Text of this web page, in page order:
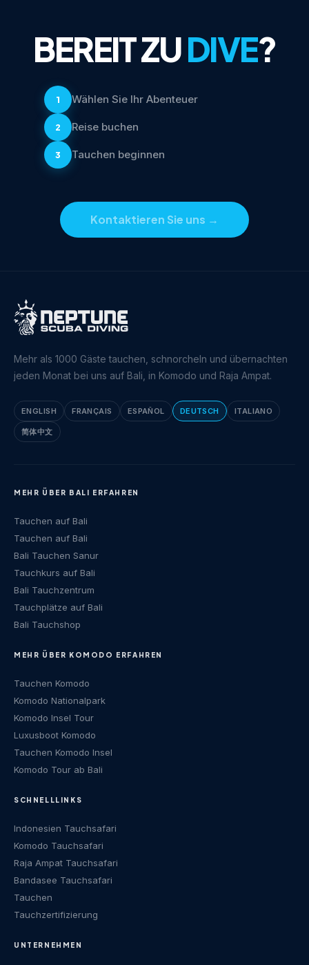
BEREIT ZUDIVE?
1 Wählen Sie Ihr Abenteuer
2 Reise buchen
3 Tauchen beginnen
Kontaktieren Sie uns →
Mehr als 1000 Gäste tauchen, schnorcheln und übernachten
jeden Monat bei uns auf Bali, in Komodo und Raja Ampat.
ENGLISH FRANÇAIS ESPAÑOL DEUTSCH ITALIANO
简体中文
MEHR ÜBER BALI ERFAHREN
Tauchen auf Bali
Tauchen auf Bali
Bali Tauchen Sanur
Tauchkurs auf Bali
Bali Tauchzentrum
Tauchplätze auf Bali
Bali Tauchshop
MEHR ÜBER KOMODO ERFAHREN
Tauchen Komodo
Komodo Nationalpark
Komodo Insel Tour
Luxusboot Komodo
Tauchen Komodo Insel
Komodo Tour ab Bali
SCHNELLLINKS
Indonesien Tauchsafari
Komodo Tauchsafari
Raja Ampat Tauchsafari
Bandasee Tauchsafari
Tauchen
Tauchzertifizierung
UNTERNEHMEN